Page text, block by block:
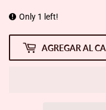
Only 1 left!
AGREGAR AL